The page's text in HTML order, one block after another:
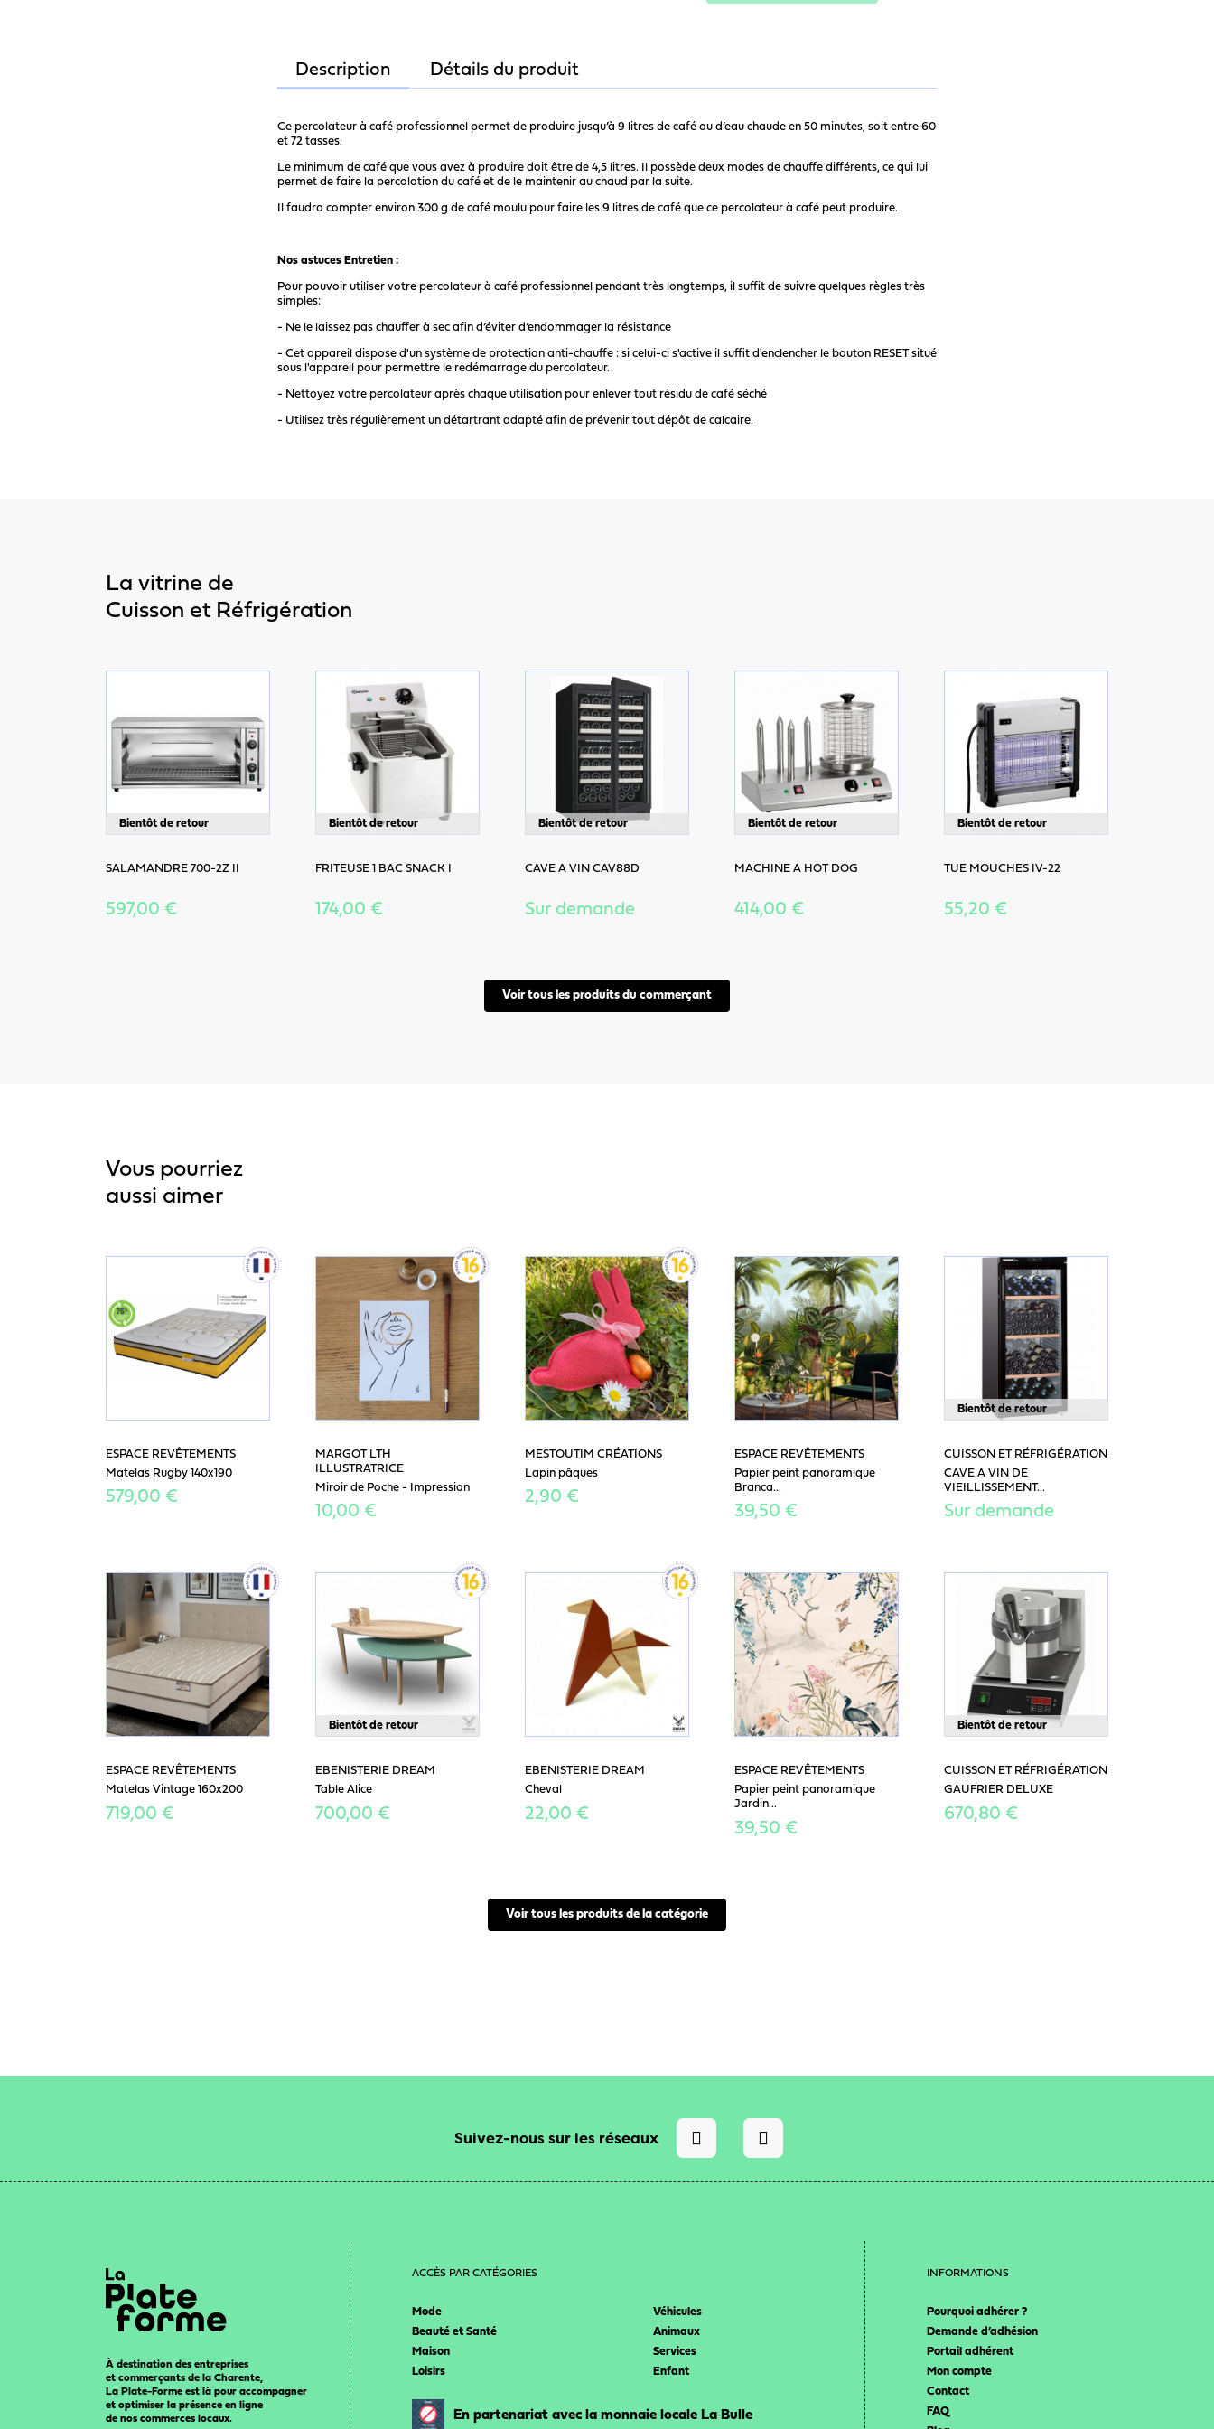
Description Détails du produit
Ce percolateur à café professionnel permet de produire jusqu’à 9 litres de café ou d’eau chaude en 50 minutes, soit entre 60
et 72 tasses.
Le minimum de café que vous avez à produire doit être de 4,5 litres. Il possède deux modes de chauffe différents, ce qui lui
permet de faire la percolation du café et de le maintenir au chaud par la suite.
Il faudra compter environ 300 g de café moulu pour faire les 9 litres de café que ce percolateur à café peut produire.
Nos astuces Entretien :
Pour pouvoir utiliser votre percolateur à café professionnel pendant très longtemps, il suffit de suivre quelques règles très
simples:
- Ne le laissez pas chauffer à sec afin d’éviter d’endommager la résistance
- Cet appareil dispose d'un système de protection anti-chauffe : si celui-ci s'active il suffit d'enclencher le bouton RESET situé
sous l'appareil pour permettre le redémarrage du percolateur.
- Nettoyez votre percolateur après chaque utilisation pour enlever tout résidu de café séché
- Utilisez très régulièrement un détartrant adapté afin de prévenir tout dépôt de calcaire.
La vitrine de
Cuisson et Réfrigération
Bientôt de retour
SALAMANDRE 700-2Z II
597,00 €
Bientôt de retour
FRITEUSE 1 BAC SNACK I
174,00 €
Bientôt de retour
CAVE A VIN CAV88D
Sur demande
Bientôt de retour
MACHINE A HOT DOG
414,00 €
Bientôt de retour
TUE MOUCHES IV-22
55,20 €
Voir tous les produits du commerçant
Vous pourriez
aussi aimer
ESPACE REVÊTEMENTS
Matelas Rugby 140x190
579,00 €
MARGOT LTH
ILLUSTRATRICE
Miroir de Poche - Impression
10,00 €
MESTOUTIM CRÉATIONS
Lapin pâques
2,90 €
ESPACE REVÊTEMENTS
Papier peint panoramique
Branca...
39,50 €
Bientôt de retour
CUISSON ET RÉFRIGÉRATION
CAVE A VIN DE
VIEILLISSEMENT...
Sur demande
ESPACE REVÊTEMENTS
Matelas Vintage 160x200
719,00 €
Bientôt de retour
EBENISTERIE DREAM
Table Alice
700,00 €
EBENISTERIE DREAM
Cheval
22,00 €
ESPACE REVÊTEMENTS
Papier peint panoramique
Jardin...
39,50 €
Bientôt de retour
CUISSON ET RÉFRIGÉRATION
GAUFRIER DELUXE
670,80 €
Voir tous les produits de la catégorie
Suivez-nous sur les réseaux
À destination des entreprises
et commerçants de la Charente,
La Plate-Forme est là pour accompagner
et optimiser la présence en ligne
de nos commerces locaux.
ACCÈS PAR CATÉGORIES
Mode
Beauté et Santé
Maison
Loisirs
Véhicules
Animaux
Services
Enfant
En partenariat avec la monnaie locale La Bulle
INFORMATIONS
Pourquoi adhérer ?
Demande d’adhésion
Portail adhérent
Mon compte
Contact
FAQ